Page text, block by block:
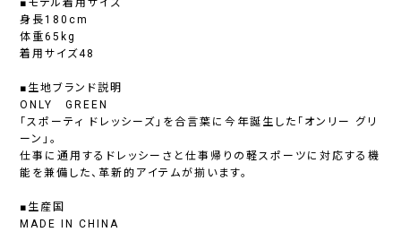
■モデル着用サイズ
身長180cm
体重65kg
着用サイズ48
■生地ブランド説明
ONLY GREEN
「スポーティ ドレッシーズ」を合言葉に今年誕生した「オンリー グリ
ーン」。
仕事に通用するドレッシーさと仕事帰りの軽スポーツに対応する機
能を兼備した、革新的アイテムが揃います。
■生産国
MADE IN CHINA